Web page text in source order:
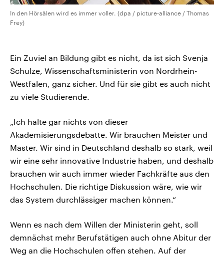
In den Hörsälen wird es immer voller. (dpa / picture-alliance / Thomas
Frey)
Ein Zuviel an Bildung gibt es nicht, da ist sich Svenja
Schulze, Wissenschaftsministerin von Nordrhein-
Westfalen, ganz sicher. Und für sie gibt es auch nicht
zu viele Studierende.
„Ich halte gar nichts von dieser
Akademisierungsdebatte. Wir brauchen Meister und
Master. Wir sind in Deutschland deshalb so stark, weil
wir eine sehr innovative Industrie haben, und deshalb
brauchen wir auch immer wieder Fachkräfte aus den
Hochschulen. Die richtige Diskussion wäre, wie wir
das System durchlässiger machen können.“
Wenn es nach dem Willen der Ministerin geht, soll
demnächst mehr Berufstätigen auch ohne Abitur der
Weg an die Hochschulen offen stehen. Auf der